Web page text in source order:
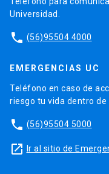
Universidad.
phone (56)95504 4000
EMERGENCIAS UC
Teléfono en caso de
riesgo tu vida dentro de
phone (56)95504 5000
launch Ir al sitio de